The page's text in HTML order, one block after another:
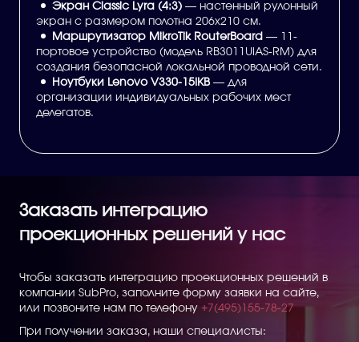
Экран Classic Lyra (4:3) — настенный рулонный
экран с размером полотна 206x210 см.
Маршрутизатор MikroTik RouterBoard — 11-
портовое устройство (модель RB3011UiAS-RM) для
создания безопасной локальной проводной сети.
Ноутбуки Lenovo V330-15IKB— для
организации индивидуальных рабочих мест
делегатов.
Заказать интеграцию
проекционных решений у нас
Чтобы заказать интеграцию проекционных решений в
компании SubPro, заполните форму заявки на сайте,
или позвоните нам по телефону +7(495)155-78-27
При получении заказа, наши специалисты: